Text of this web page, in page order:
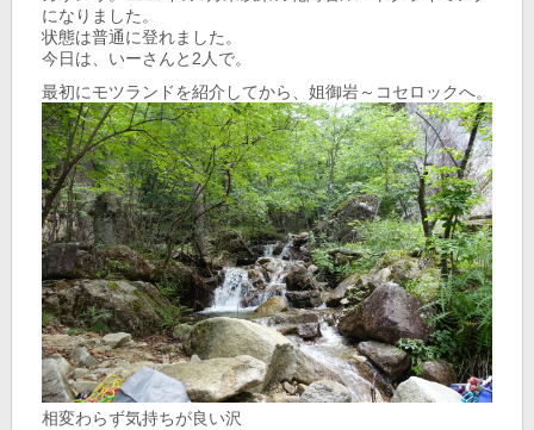
になりました。
状態は普通に登れました。
今日は、いーさんと2人で。
最初にモツランドを紹介してから、姐御岩～コセロックへ。
相変わらず気持ちが良い沢